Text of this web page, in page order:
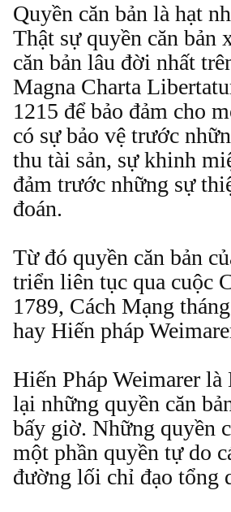
Quyền căn bản là hạt
Thật sự quyền căn
căn bản lâu đời nhất
Magna Charta
1215 để bảo đảm cho
có sự bảo vệ trước
thu tài sản, sự khinh
đảm trước những sự
đoán.
Từ đó quyền căn bản
triển liên tục qua cuộc
1789, Cách Mạng
hay Hiến pháp
Hiến Pháp Weimarer
lại những quyền căn
bấy giờ. Những quyền
một phần quyền tự do
đường lối chỉ đạo tổng